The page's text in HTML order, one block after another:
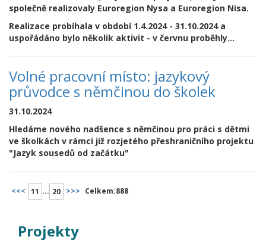
společně realizovaly Euroregion Nysa a Euroregion Nisa.
Realizace probíhala v období 1.4.2024 - 31.10.2024 a
uspořádáno bylo několik aktivit - v červnu proběhly...
Volné pracovní místo: jazykový
průvodce s němčinou do školek
31.10.2024
Hledáme nového nadšence s němčinou pro práci s dětmi
ve školkách v rámci již rozjetého přeshraničního projektu
"Jazyk sousedů od začátku"
<<< 11 ... 20 >>> Celkem:888
Projekty